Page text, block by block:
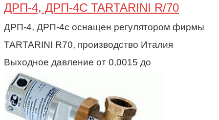
ДРП-4, ДРП-4С TARTARINI R/70
ДРП-4, ДРП-4с оснащен регулятором фирмы
TARTARINI R70, производство Италия
Выходное давление от 0,0015 до